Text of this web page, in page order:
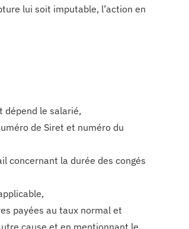
lui soit imputable, l’action en
dépend le salarié,
de Siret et numéro du
concernant la durée des congés
payées au taux normal et
cause et en mentionnant le